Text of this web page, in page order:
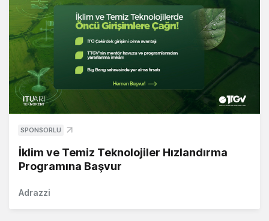
SPONSORLU
İklim ve Temiz Teknolojiler Hızlandırma
Programına Başvur
Adrazzi